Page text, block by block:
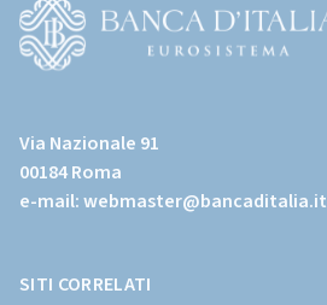
page)
sito
istituzionale
della
Via Nazionale 91
00184 Roma
e-mail:webmaster@bancaditalia.it
SITI CORRELATI